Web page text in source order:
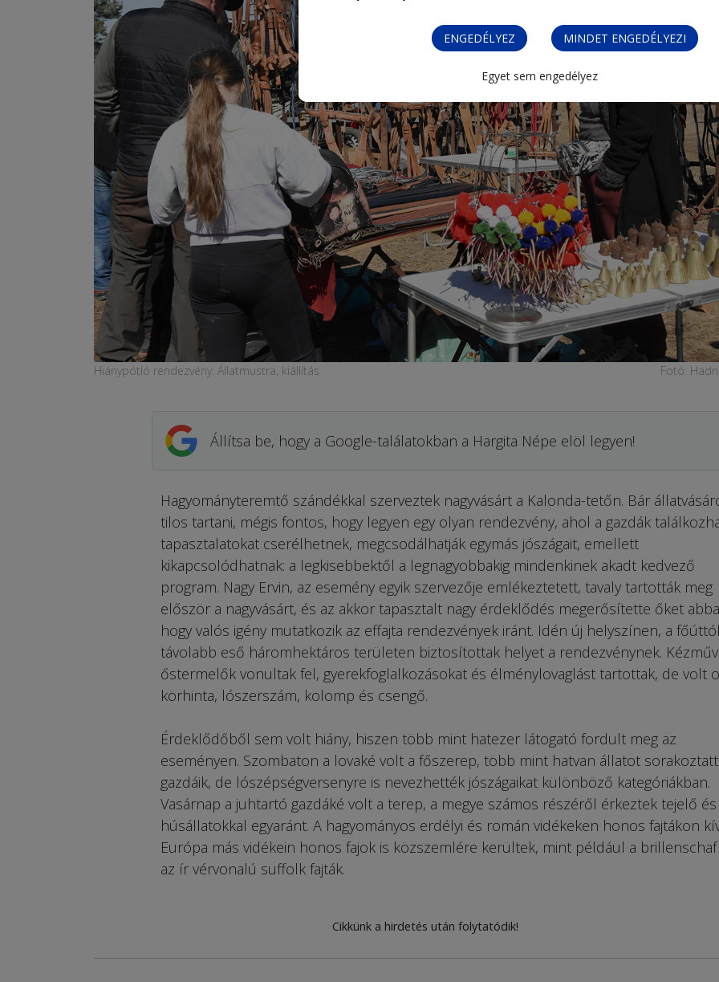
ENGEDÉLYEZ MINDET ENGEDÉLYEZI
Egyet sem engedélyez
Hiánypótló rendezvény. Állatmustra, kiállítás Fotó:
Állítsa be, hogy a Google-találatokban a Hargita Népe elöl legyen!
Hagyományteremtő szándékkal szerveztek nagyvásárt a Ka­londa-tetőn. Bár
tilos tartani, mégis fontos, hogy legyen egy olyan rendezvény, ahol a gazdák
tapasztalatokat cserélhetnek, megcsodálhatják egymás jószágait, emellett
kikapcsolódhatnak: a legkisebbektől a legnagyobbakig mindenkinek akadt kedvező
program. Nagy Ervin, az esemény egyik szervezője emlékeztetett, tavaly tartották meg
először a nagyvásárt, és az akkor tapasztalt nagy érdeklődés megerősítette őket
hogy valós igény mutatkozik az effajta rendezvények iránt. Idén új helyszínen, a
távolabb eső háromhektáros területen biztosítottak helyet a rendezvénynek.
őstermelők vonultak fel, gyerekfoglalkozásokat és élménylovaglást tartottak, de volt
körhinta, lószerszám, kolomp és csengő.
Érdeklődőből sem volt hiány, hiszen több mint hatezer látogató fordult meg az
eseményen. Szombaton a lovaké volt a főszerep, több mint hatvan állatot
gazdáik, de lószépségversenyre is nevezhették jószágaikat különböző kategóriákban.
Vasárnap a juhtartó gazdáké volt a terep, a megye számos részéről érkeztek tejelő és
húsállatokkal egyaránt. A hagyományos erdélyi és román vidékeken honos fajtákon
Európa más vidékein honos fajok is közszemlére kerültek, mint például a brillenschaf
az ír vérvonalú suffolk fajták.
Cikkünk a hirdetés után folytatódik!